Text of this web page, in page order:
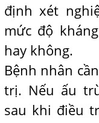
định xét
mức độ
hay không.
Bệnh nhân
trị. Nếu ấu
sau khi điều